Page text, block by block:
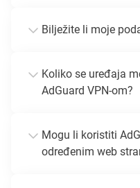
Bilježite li moje
Koliko se uređaja
AdGuard VPN-om?
Mogu li koristiti
određenim web